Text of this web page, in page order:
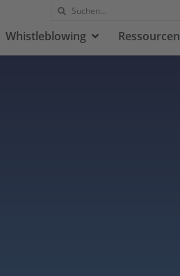
Whistleblowing Ressourcen